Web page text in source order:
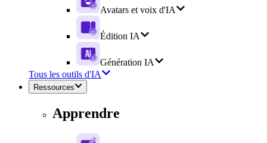
Avatars et voix d'IA
Édition IA
Génération IA
Tous les outils d'IA
Ressources
Apprendre